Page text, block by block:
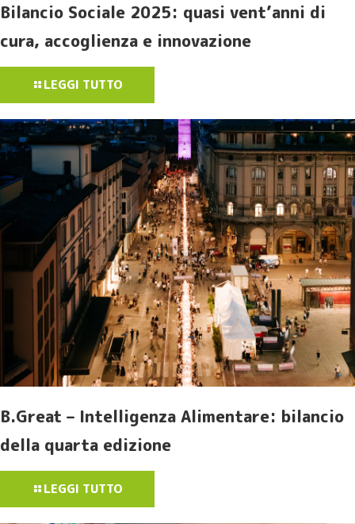
Bilancio Sociale 2025: quasi vent’anni di
cura, accoglienza e innovazione
LEGGI TUTTO
B.Great – Intelligenza Alimentare: bilancio
della quarta edizione
LEGGI TUTTO